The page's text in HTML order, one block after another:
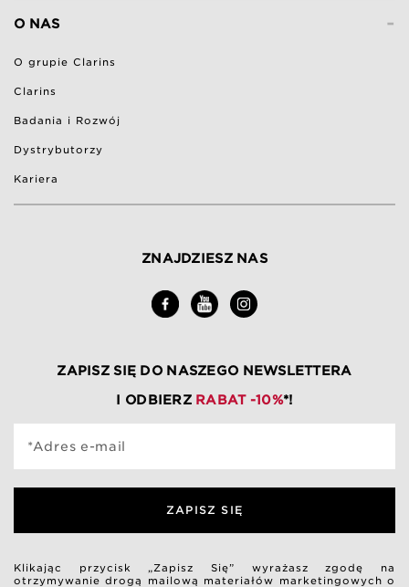
-
O NAS
O grupie Clarins
Clarins
Badania i Rozwój
Dystrybutorzy
Kariera
ZNAJDZIESZ NAS
ZAPISZ SIĘ DO NASZEGO NEWSLETTERA
I ODBIERZ RABAT -10%*!
*Adres e-mail
ZAPISZ SIĘ
Klikając przycisk „Zapisz Się” wyrażasz zgodę na
otrzymywanie drogą mailową materiałów marketingowych o